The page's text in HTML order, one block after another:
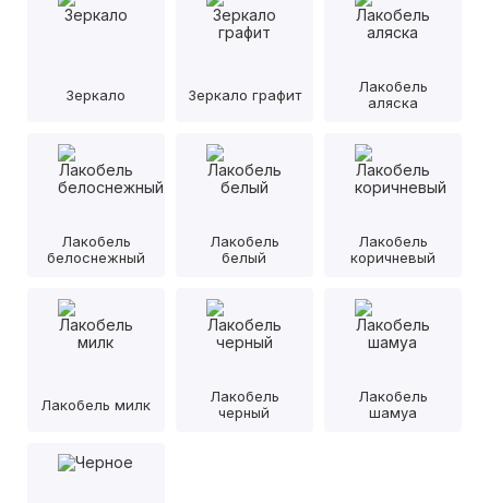
Зеркало Зеркало графит
Лакобель
аляска
Лакобель
белоснежный
Лакобель
белый
Лакобель
коричневый
Лакобель милк
Лакобель
черный
Лакобель
шамуа